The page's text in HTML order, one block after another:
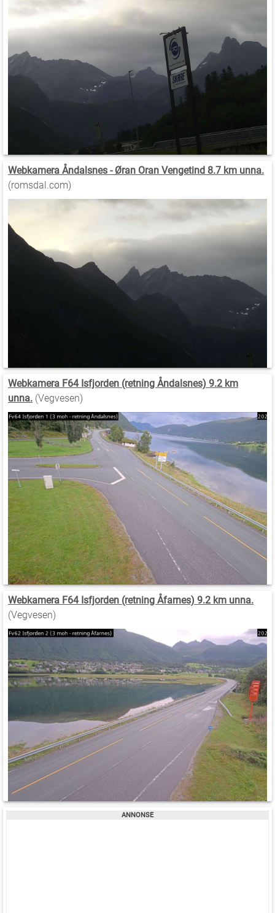
Webkamera Åndalsnes - Øran Oran Vengetind 8.7 km unna.
(romsdal.com)
Webkamera F64 Isfjorden (retning Åndalsnes) 9.2 km
unna. (Vegvesen)
Webkamera F64 Isfjorden (retning Åfarnes) 9.2 km unna.
(Vegvesen)